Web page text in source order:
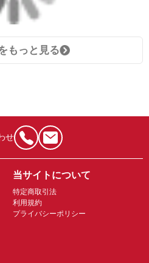
もっと見る
せ
当サイトについて
特定商取引法
利用規約
プライバシーポリシー